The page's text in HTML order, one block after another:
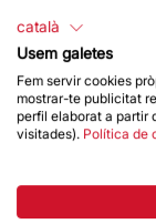
El proper 16
figures del
cop
català
Usem galetes
Fem servir cookies
mostrar-te publicitat
perfil elaborat a partir
visitades). Política de